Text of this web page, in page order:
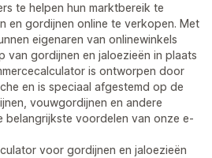
te helpen hun marktbereik te
en gordijnen online te verkopen. Met
eigenaren van onlinewinkels
van gordijnen en jaloezieën in plaats
is ontworpen door
en is speciaal afgestemd op de
vouwgordijnen en andere
belangrijkste voordelen van onze e-
voor gordijnen en jaloezieën